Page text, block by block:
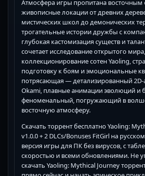
Атмосфера игры пропитана
живописные локации от древних
мистических школ до демонических
трогательные истории дружбы с
глубокая кастомизация существ и
сочетает исследование открытого мира,
коллекционирование сотен Yaoling,
подготовку к боям и эмоциональные
потрясающая — детализированный 2D-
Okami, плавные анимации эволюций и
феноменальный, погружающий в
восточную атмосферу.
Скачать торрент бесплатно Yaoling:
v1.0.0 + 2 DLCs/Bonuses FitGirl на
версия игры для ПК без вирусов, с
скоростью и всеми обновлениями. Не
скачать Yaoling: Mythical Journey